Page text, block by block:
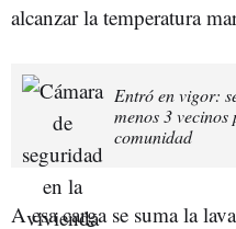
alcanzar la temperatura
Entró en vigor:
menos 3
comunidad
A esa carga se suma la